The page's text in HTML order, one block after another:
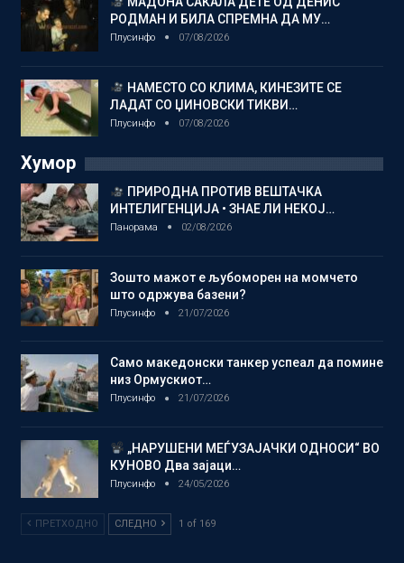
РОДМАН И БИЛА СПРЕМНА ДА МУ…
Плусинфо 07/08/2026
НАМЕСТО СО КЛИМА, КИНЕЗИТЕ СЕ
ЛАДАТ СО ЏИНОВСКИ ТИКВИ…
Плусинфо 07/08/2026
Хумор
ПРИРОДНА ПРОТИВ ВЕШТАЧКА
ИНТЕЛИГЕНЦИЈА • ЗНАЕ ЛИ НЕКОЈ…
Панорама 02/08/2026
Зошто мажот е љубоморен на момчето
што одржува базени?
Плусинфо 21/07/2026
Само македонски танкер успеал да помине
низ Ормускиот…
Плусинфо 21/07/2026
„НАРУШЕНИ МЕЃУЗАЈАЧКИ ОДНОСИ“ ВО
КУНОВО Два зајаци…
Плусинфо 24/05/2026
ПРЕТХОДНО СЛЕДНО 1 of 169